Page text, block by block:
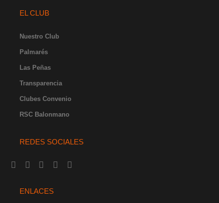
EL CLUB
Nuestro Club
Palmarés
Las Peñas
Transparencia
Clubes Convenio
RSC Balonmano
REDES SOCIALES
I
n
F
a
e
b
Y
o
t
u
X
-
L
i
ENLACES